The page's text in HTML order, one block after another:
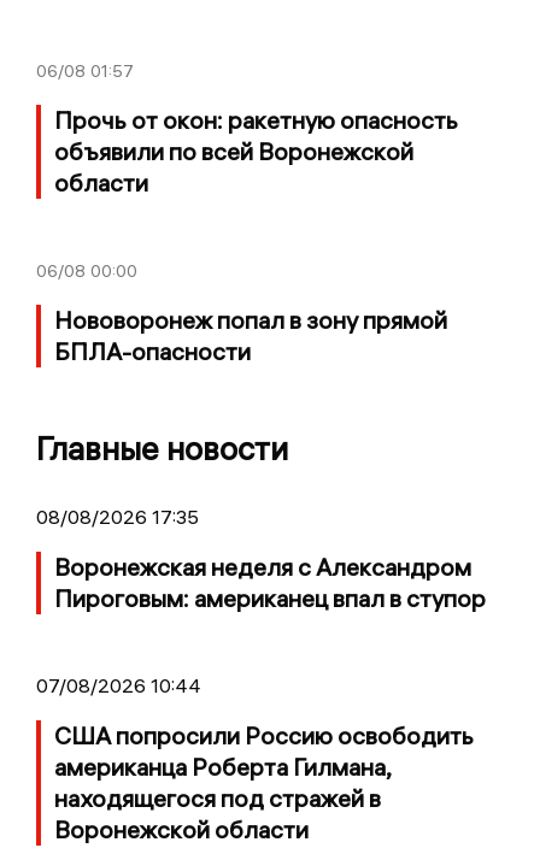
06/08 01:57
Прочь от окон: ракетную опасность
объявили по всей Воронежской
области
06/08 00:00
Нововоронеж попал в зону прямой
БПЛА-опасности
Главные новости
08/08/2026 17:35
Воронежская неделя с Александром
Пироговым: американец впал в ступор
07/08/2026 10:44
США попросили Россию освободить
американца Роберта Гилмана,
находящегося под стражей в
Воронежской области